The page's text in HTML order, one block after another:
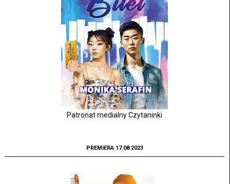
Patronat medialny Czytaninki
PREMIERA 17.08.2023